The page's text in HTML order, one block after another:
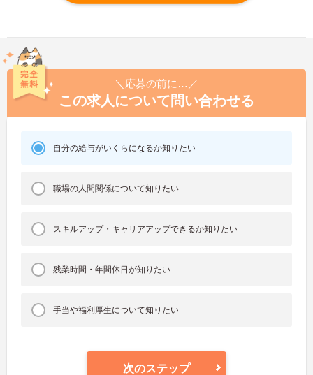
＼応募の前に…／
この求人について問い合わせる
自分の給与がいくらになるか知りたい
職場の人間関係について知りたい
スキルアップ・キャリアアップできるか知りたい
残業時間・年間休日が知りたい
手当や福利厚生について知りたい
次のステップ